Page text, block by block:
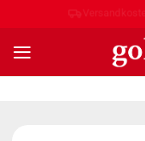
springen
Hohe